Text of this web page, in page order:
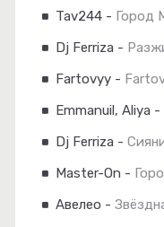
Tav244 - Город
Dj Ferriza -
Fartovyy -
Emmanuil, Aliya -
Dj Ferriza -
Master-On -
Авелео -